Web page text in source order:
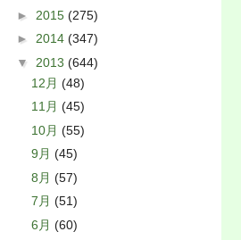
► 2015 (275)
► 2014 (347)
▼ 2013 (644)
12月 (48)
11月 (45)
10月 (55)
9月 (45)
8月 (57)
7月 (51)
6月 (60)